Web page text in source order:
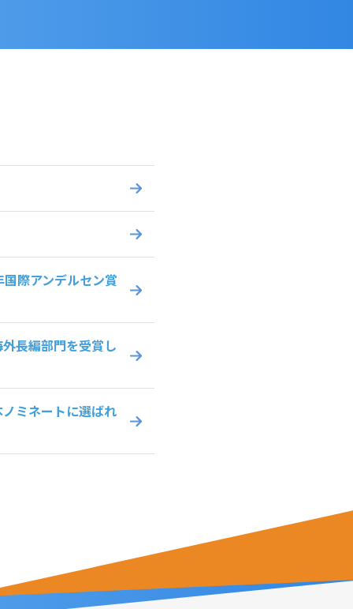
際アンデルセン賞
長編部門を受賞し
ミネートに選ばれ